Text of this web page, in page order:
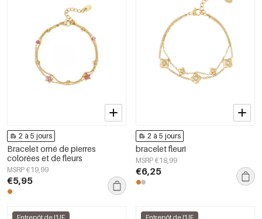
2 à 5 jours
Bracelet orné de pierres
colorées et de fleurs
MSRP €19,99
€5,95
2 à 5 jours
bracelet fleuri
MSRP €18,99
€6,25
Entrepôt de l'UE Entrepôt de l'UE